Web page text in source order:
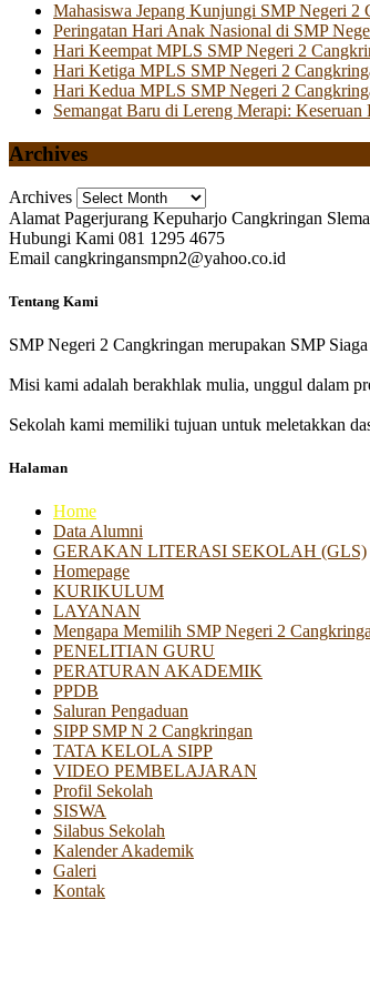
Mahasiswa Jepang Kunjungi SMP Negeri 2
Peringatan Hari Anak Nasional di SMP
Hari Keempat MPLS SMP Negeri 2
Hari Ketiga MPLS SMP Negeri 2
Hari Kedua MPLS SMP Negeri 2
Semangat Baru di Lereng Merapi:
Archives
Archives
Alamat Pagerjurang Kepuharjo Cangkringan
Hubungi Kami 081 1295 4675
Email cangkringansmpn2@yahoo.co.id
Tentang Kami
SMP Negeri 2 Cangkringan merupakan SMP
Misi kami adalah berakhlak mulia, unggul dalam
Sekolah kami memiliki tujuan untuk meletakkan
Halaman
Home
Data Alumni
GERAKAN LITERASI SEKOLAH (GLS)
Homepage
KURIKULUM
LAYANAN
Mengapa Memilih SMP Negeri 2
PENELITIAN GURU
PERATURAN AKADEMIK
PPDB
Saluran Pengaduan
SIPP SMP N 2 Cangkringan
TATA KELOLA SIPP
VIDEO PEMBELAJARAN
Profil Sekolah
SISWA
Silabus Sekolah
Kalender Akademik
Galeri
Kontak